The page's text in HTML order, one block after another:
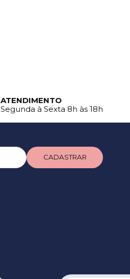
ATENDIMENTO
Segunda à Sexta 8h às 18h
CADASTRAR